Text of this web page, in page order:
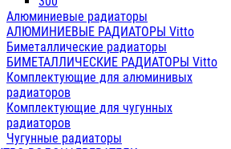
Алюминиевые радиаторы
АЛЮМИНИЕВЫЕ РАДИАТОРЫ Vitto
Биметаллические радиаторы
БИМЕТАЛЛИЧЕСКИЕ РАДИАТОРЫ Vitto
Комплектующие для алюминивых
радиаторов
Комплектующие для чугунных
радиаторов
Чугунные радиаторы